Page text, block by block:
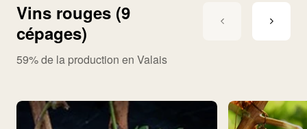
Vins rouges (9
cépages)
59% de la production en Valais